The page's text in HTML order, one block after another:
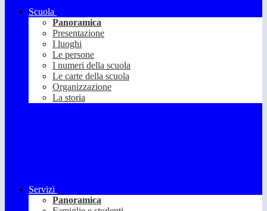
Scuola
Panoramica
Presentazione
I luoghi
Le persone
I numeri della scuola
Le carte della scuola
Organizzazione
La storia
Servizi
Panoramica